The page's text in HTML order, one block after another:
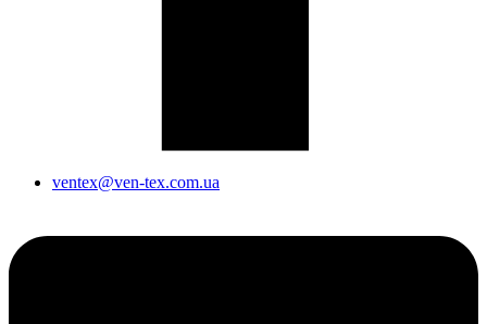
ventex@ven-tex.com.ua